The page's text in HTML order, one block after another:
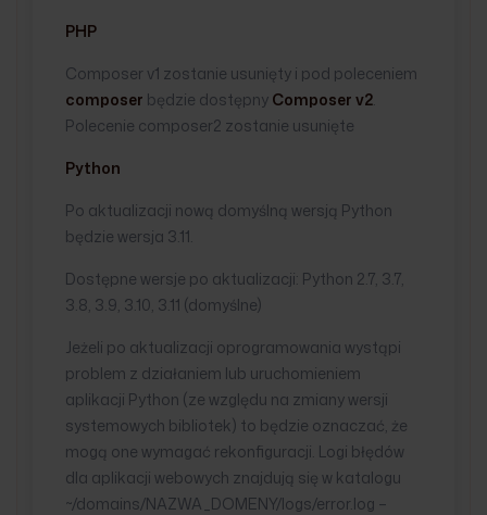
PHP
Composer v1 zostanie usunięty i pod poleceniem
composer będzie dostępny Composer v2
Polecenie composer2 zostanie usunięte
Python
Po aktualizacji nową domyślną wersją Python
będzie wersja 3.11.
Dostępne wersje po aktualizacji: Python 2.7, 3.7,
3.8, 3.9, 3.10, 3.11 (domyślne)
Jeżeli po aktualizacji oprogramowania wystąpi
problem z działaniem lub uruchomieniem
aplikacji Python (ze względu na zmiany wersji
systemowych bibliotek) to będzie oznaczać, że
mogą one wymagać rekonfiguracji. Logi błędów
dla aplikacji webowych znajdują się w katalogu
~/domains/NAZWA_DOMENY/logs/error.log –